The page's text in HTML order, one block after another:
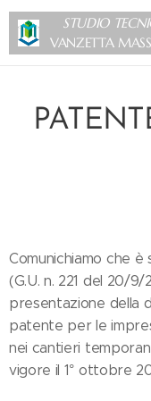
STUDIO
VANZETTA
Comunichiamo che
(G.U. n. 221 del 20/
presentazione della
patente per le
nei cantieri
vigore il 1° ottobre